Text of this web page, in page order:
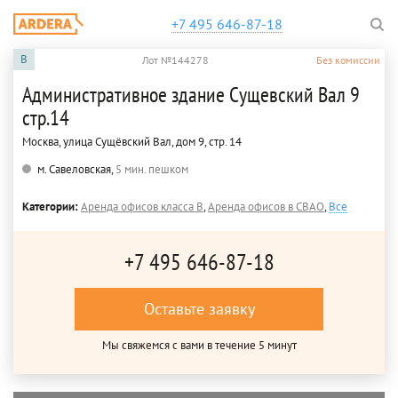
+7 495 646-87-18
B Лот №144278 Без комиссии
Административное здание Сущевский Вал 9
стр.14
Москва, улица Сущёвский Вал, дом 9, стр. 14
м. Савеловская,5 мин. пешком
Категории:Аренда офисов класса B,Аренда офисов в СВАО,Все
+7 495 646-87-18
Оставьте заявку
Мы свяжемся с вами в течение 5 минут